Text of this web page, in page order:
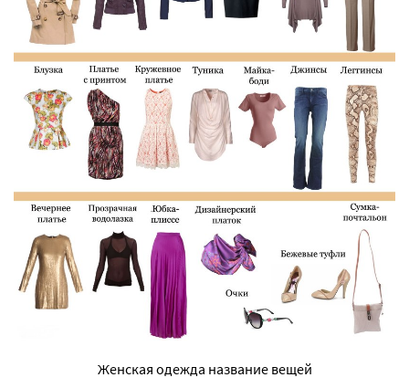
Женская одежда название вещей